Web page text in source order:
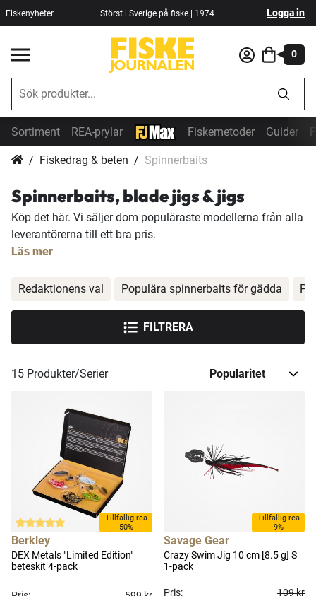
Fiskenyheter Störst i Sverige på fiske | 1974 Logga in
0
Sortiment REA-prylar Fiskemetoder Guider
Fiskedrag & beten Spinnerbaits
Spinnerbaits, blade jigs & jigs
Köp det här. Vi säljer dom populäraste modellerna från alla
leverantörerna till ett bra pris.
Läs mer
15 Produkter/Serier
Tillfällig rea
50%
Berkley
DEX Metals "Limited Edition"
beteskit 4-pack
Tillfällig rea
9%
Savage Gear
Crazy Swim Jig 10 cm [8.5 g] S
1-pack
Pris:
109 kr
Redaktionens val Populära spinnerbaits för gädda
FILTRERA